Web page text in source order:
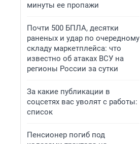
минуты ее пропажи
Почти 500 БПЛА, десятки
раненых и удар по очередному
складу маркетплейса: что
известно об атаках ВСУ на
регионы России за сутки
За какие публикации в
соцсетях вас уволят с работы:
список
Пенсионер погиб под